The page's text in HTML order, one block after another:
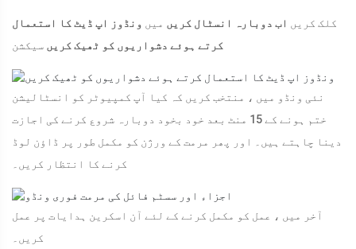
کلک کریں اب دوبارہ انسٹال کریں میں ونڈوز اپ ڈیٹ کا استعمال
کرتے ہوئے دشواریوں کو ٹھیک کریں سیکشن
نئی ونڈو میں ، منتخب کریں کہ کیا آپ کمپیوٹر کو انسٹالیشن
ختم ہونے کے 15 منٹ بعد خود بخود دوبارہ شروع کرنے کی اجازت
دینا چاہتے ہیں۔ اور پھر مرمت کے ورژن کو مکمل طور پر ڈاؤن لوڈ
کرنے کا انتظار کریں۔
آخر میں ، عمل کو مکمل کرنے کے لئے آن اسکرین ہدایات پر عمل
کریں۔